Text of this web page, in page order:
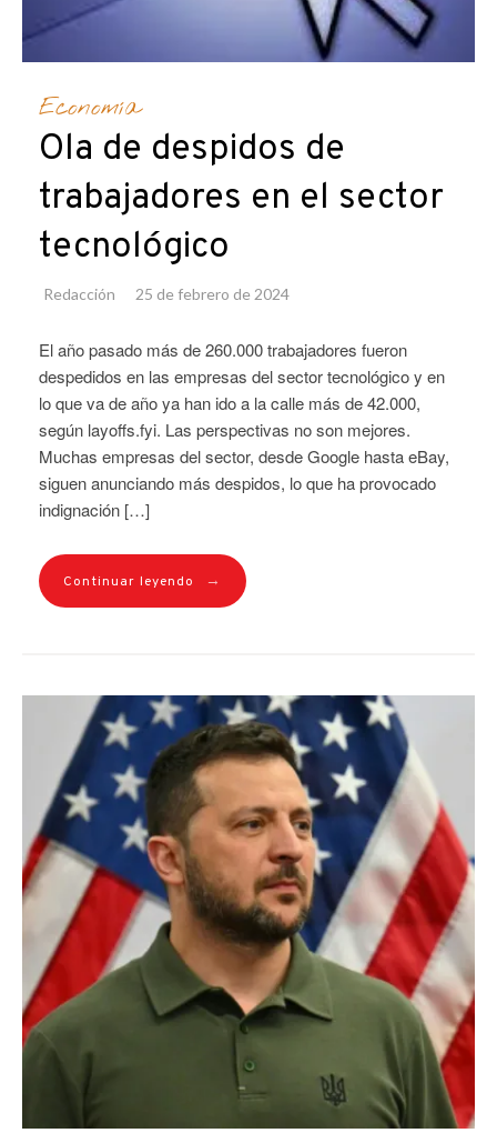
Economía
Ola de despidos de
trabajadores en el sector
tecnológico
Redacción 25 de febrero de 2024
El año pasado más de 260.000 trabajadores fueron
despedidos en las empresas del sector tecnológico y en
lo que va de año ya han ido a la calle más de 42.000,
según layoffs.fyi. Las perspectivas no son mejores.
Muchas empresas del sector, desde Google hasta eBay,
siguen anunciando más despidos, lo que ha provocado
indignación […]
Continuar leyendo →